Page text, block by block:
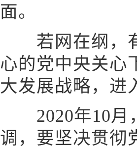
面。
若网在纲，有
心的党中央关心
大发展战略，进
2020年10月
调，要坚决贯彻